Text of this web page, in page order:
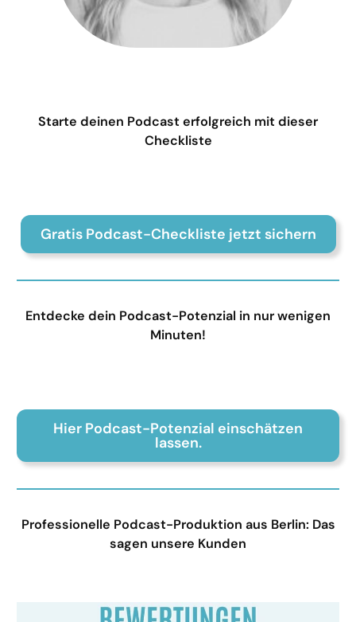
Starte deinen Podcast erfolgreich mit dieser
Checkliste
Gratis Podcast-Checkliste jetzt sichern
Entdecke dein Podcast-Potenzial in nur wenigen
Minuten!
Hier Podcast-Potenzial einschätzen
lassen.
Professionelle Podcast-Produktion aus Berlin: Das
sagen unsere Kunden